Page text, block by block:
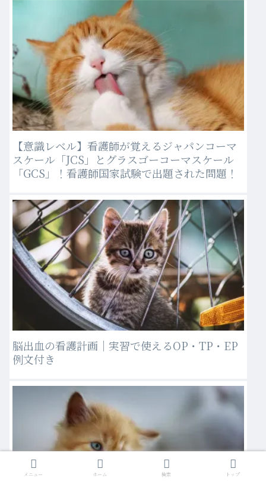
【意識レベル】看護師が覚えるジャパンコーマ
スケール「JCS」とグラスゴーコーマスケール
「GCS」！看護師国家試験で出題された問題！
脳出血の看護計画｜実習で使えるOP・TP・EP
例文付き
メニュー ホーム 検索 トップ